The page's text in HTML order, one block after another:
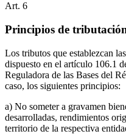
Art. 6
Principios de
Los tributos que establezcan
dispuesto en el artículo 106.1
Reguladora de las Bases del
caso, los siguientes principios:
a) No someter a gravamen
desarrolladas, rendimientos
territorio de la respectiva